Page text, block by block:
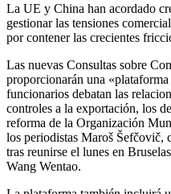
La UE y China han acordado
gestionar las tensiones
por contener las crecientes
Las nuevas Consultas sobre
proporcionarán una
funcionarios debatan las
controles a la exportación, los
reforma de la Organización
los periodistas Maroš Šefčovič,
tras reunirse el lunes en
Wang Wentao.